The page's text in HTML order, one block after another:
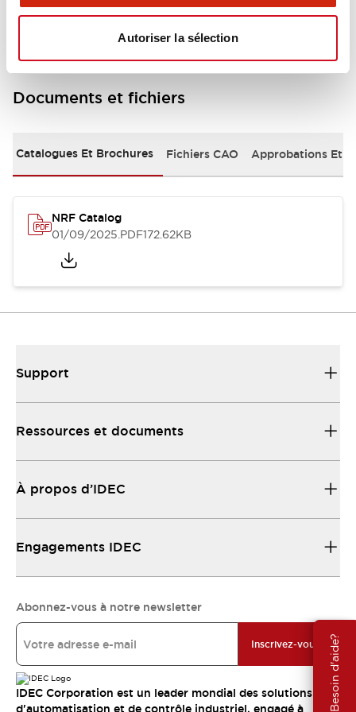
Autoriser la sélection
Besoin d'aide?
Mounting and Installation Specifications
Documents et fichiers
Catalogues Et Brochures Fichiers CAO Approbations Et
NRF Catalog
01/09/2025.PDF172.62KB
Support
Ressources et documents
À propos d’IDEC
Engagements IDEC
Abonnez-vous à notre newsletter
Inscrivez-vous
IDEC Corporation est un leader mondial des solutions
d'automatisation et de contrôle industriel, engagé à